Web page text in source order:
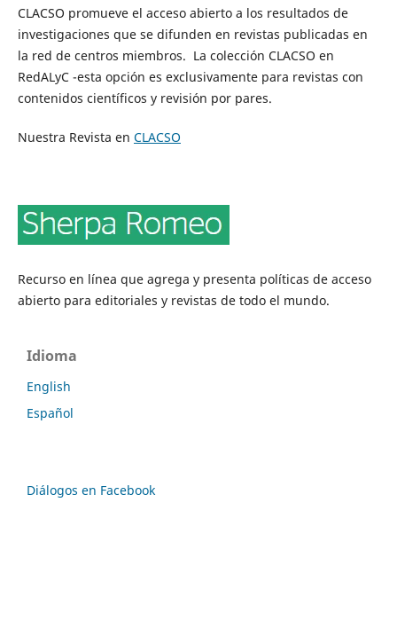
CLACSO promueve el acceso abierto a los resultados de
investigaciones que se difunden en revistas publicadas en
la red de centros miembros. La colección CLACSO en
RedALyC -esta opción es exclusivamente para revistas con
contenidos científicos y revisión por pares.
Nuestra Revista en CLACSO
Recurso en línea que agrega y presenta políticas de acceso
abierto para editoriales y revistas de todo el mundo.
Idioma
English
Español
Diálogos en Facebook